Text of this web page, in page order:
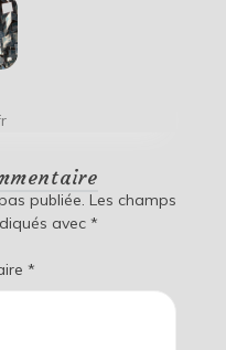
publiée. Les champs
avec *
*